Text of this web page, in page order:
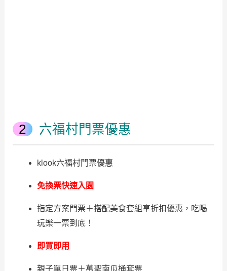
六福村門票優惠
klook六福村門票優惠
免換票快速入園
指定方案門票＋搭配美食套組享折扣優惠，吃喝
玩樂一票到底！
即買即用
親子單日票＋萬聖南瓜桶套票